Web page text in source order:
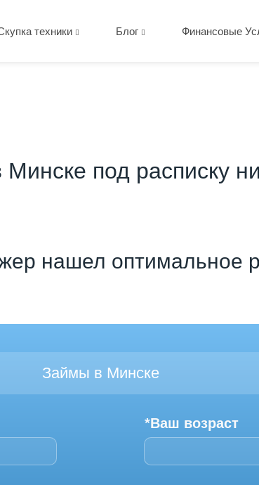
техники Блог Финансовые
под расписку
нашел оптимальное
Займы в Минске
*Ваш возраст